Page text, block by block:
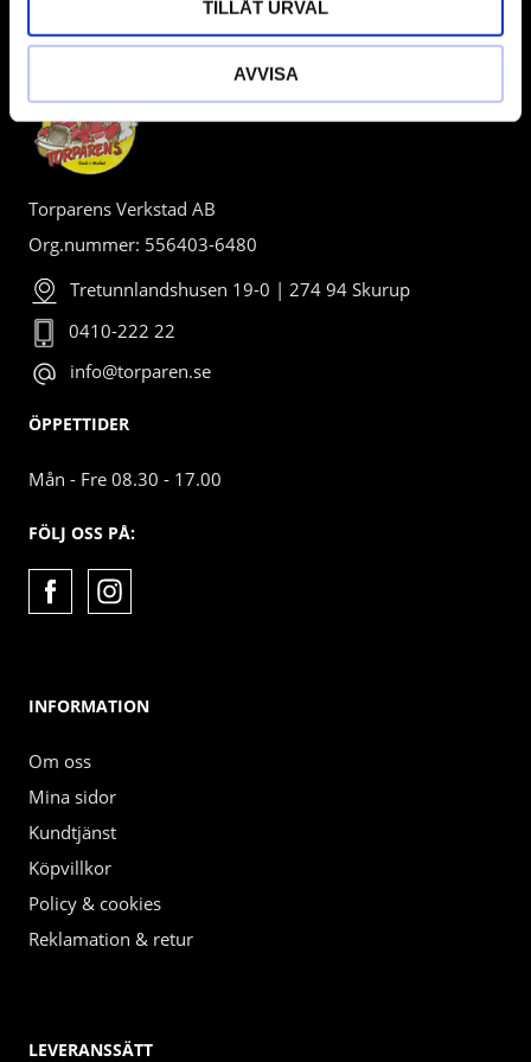
TILLÅT URVAL
AVVISA
Torparens Verkstad AB
Org.nummer: 556403-6480
Tretunnlandshusen 19-0 | 274 94 Skurup
0410-222 22
info@torparen.se
ÖPPETTIDER
Mån - Fre 08.30 - 17.00
FÖLJ OSS PÅ:
INFORMATION
Om oss
Mina sidor
Kundtjänst
Köpvillkor
Policy & cookies
Reklamation & retur
LEVERANSSÄTT